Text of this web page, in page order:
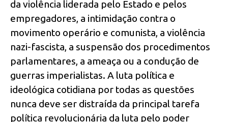
da violência liderada pelo Estado e pelos
empregadores, a intimidação contra o
movimento operário e comunista, a violência
nazi-fascista, a suspensão dos procedimentos
parlamentares, a ameaça ou a condução de
guerras imperialistas. A luta política e
ideológica cotidiana por todas as questões
nunca deve ser distraída da principal tarefa
política revolucionária da luta pelo poder